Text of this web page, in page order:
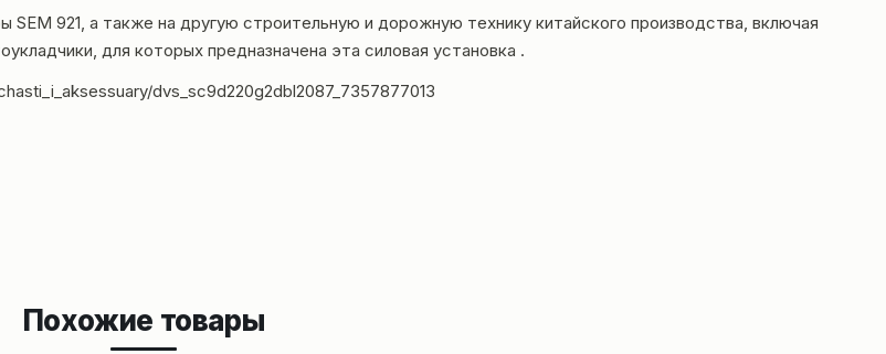
SEM 921, а также на другую строительную и дорожную технику китайского производства, включая
для которых предназначена эта силовая установка .
dvs_sc9d220g2dbl2087_7357877013
Похожие товары